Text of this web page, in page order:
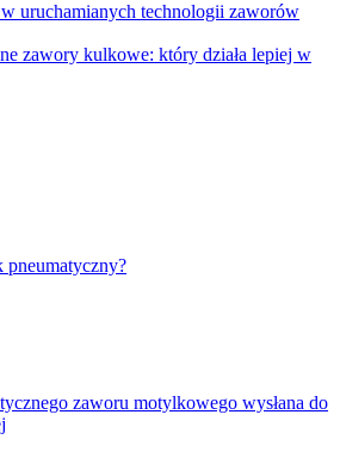
uruchamianych technologii zaworów
zawory kulkowe: który działa lepiej w
pneumatyczny?
zaworu motylkowego wysłana do